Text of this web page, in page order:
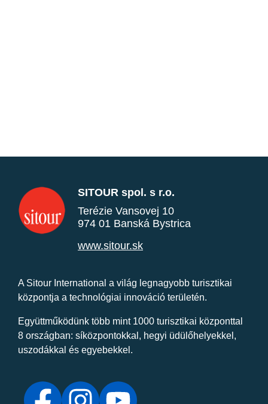
SITOUR spol. s r.o.
Terézie Vansovej 10
974 01 Banská Bystrica
www.sitour.sk
A Sitour International a világ legnagyobb turisztikai
központja a technológiai innováció területén.
Együttműködünk több mint 1000 turisztikai központtal
8 országban: síközpontokkal, hegyi üdülőhelyekkel,
uszodákkal és egyebekkel.